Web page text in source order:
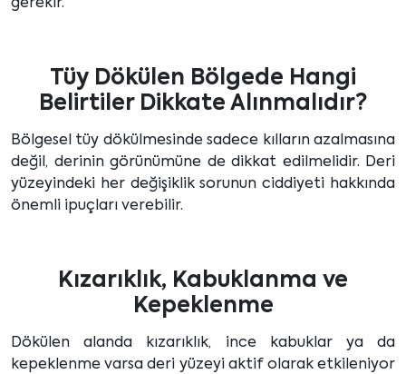
gerekir.
Tüy Dökülen Bölgede Hangi
Belirtiler Dikkate Alınmalıdır?
Bölgesel tüy dökülmesinde sadece kılların azalmasına
değil, derinin görünümüne de dikkat edilmelidir. Deri
yüzeyindeki her değişiklik sorunun ciddiyeti hakkında
önemli ipuçları verebilir.
Kızarıklık, Kabuklanma ve
Kepeklenme
Dökülen alanda kızarıklık, ince kabuklar ya da
kepeklenme varsa deri yüzeyi aktif olarak etkileniyor